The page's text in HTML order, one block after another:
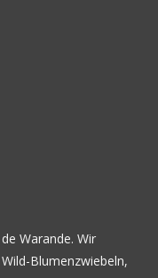
Warande. Wir
Blumenzwiebeln,